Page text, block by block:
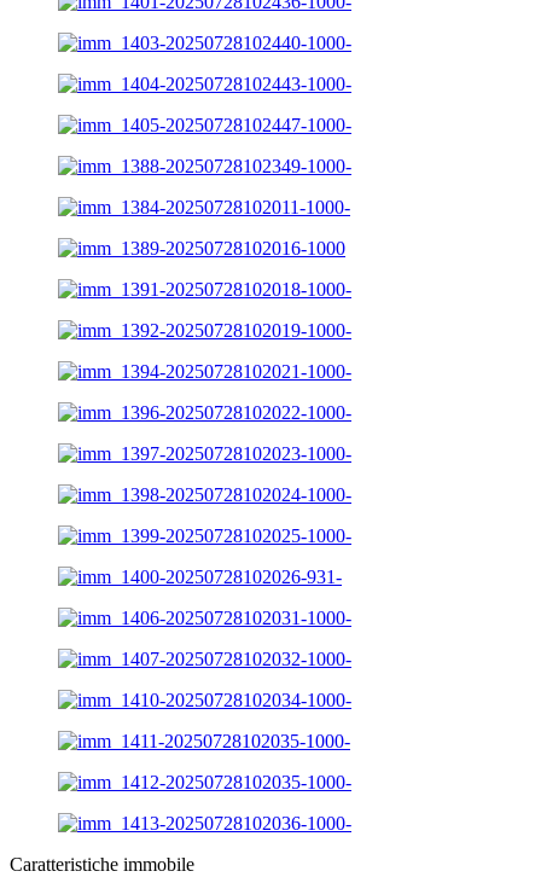
Caratteristiche immobile